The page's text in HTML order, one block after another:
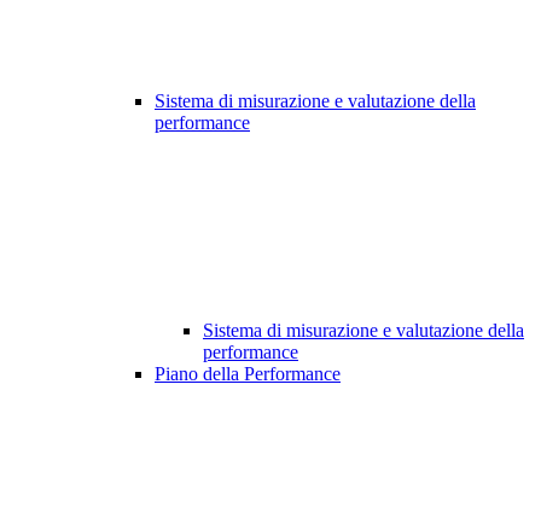
Sistema di misurazione e valutazione della
performance
Sistema di misurazione e valutazione della
performance
Piano della Performance